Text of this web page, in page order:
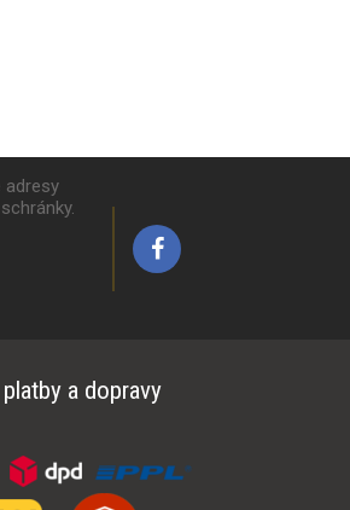
adresy
a dopravy